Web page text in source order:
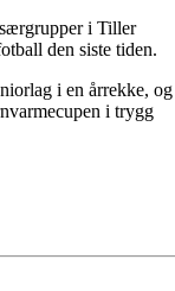
i Tiller
den siste tiden.
i en årrekke, og
i trygg